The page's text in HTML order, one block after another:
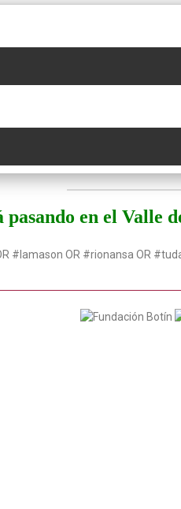
pasando en el Valle
#lamason OR #rionansa OR